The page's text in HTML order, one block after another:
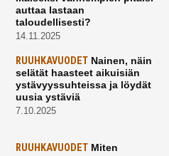
auttaa lastaan
taloudellisesti?
14.11.2025
RUUHKAVUODETNainen, näin
selätät haasteet aikuisiän
ystävyyssuhteissa ja löydät
uusia ystäviä
7.10.2025
RUUHKAVUODETMiten